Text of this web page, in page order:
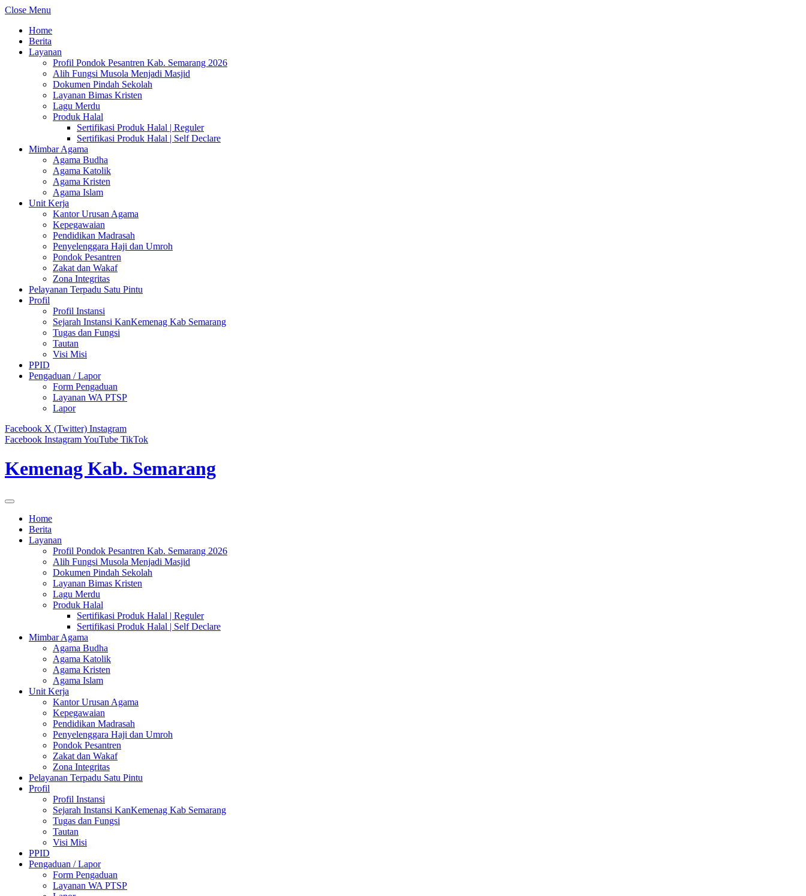
Close Menu
Home
Berita
Layanan
Profil Pondok Pesantren Kab. Semarang 2026
Alih Fungsi Musola Menjadi Masjid
Dokumen Pindah Sekolah
Layanan Bimas Kristen
Lagu Merdu
Produk Halal
Sertifikasi Produk Halal | Reguler
Sertifikasi Produk Halal | Self Declare
Mimbar Agama
Agama Budha
Agama Katolik
Agama Kristen
Agama Islam
Unit Kerja
Kantor Urusan Agama
Kepegawaian
Pendidikan Madrasah
Penyelenggara Haji dan Umroh
Pondok Pesantren
Zakat dan Wakaf
Zona Integritas
Pelayanan Terpadu Satu Pintu
Profil
Profil Instansi
Sejarah Instansi KanKemenag Kab Semarang
Tugas dan Fungsi
Tautan
Visi Misi
PPID
Pengaduan / Lapor
Form Pengaduan
Layanan WA PTSP
Lapor
Facebook X (Twitter) Instagram
Facebook InstagramYouTube TikTok
Kemenag Kab. Semarang
Home
Berita
Layanan
Profil Pondok Pesantren Kab. Semarang 2026
Alih Fungsi Musola Menjadi Masjid
Dokumen Pindah Sekolah
Layanan Bimas Kristen
Lagu Merdu
Produk Halal
Sertifikasi Produk Halal | Reguler
Sertifikasi Produk Halal | Self Declare
Mimbar Agama
Agama Budha
Agama Katolik
Agama Kristen
Agama Islam
Unit Kerja
Kantor Urusan Agama
Kepegawaian
Pendidikan Madrasah
Penyelenggara Haji dan Umroh
Pondok Pesantren
Zakat dan Wakaf
Zona Integritas
Pelayanan Terpadu Satu Pintu
Profil
Profil Instansi
Sejarah Instansi KanKemenag Kab Semarang
Tugas dan Fungsi
Tautan
Visi Misi
PPID
Pengaduan / Lapor
Form Pengaduan
Layanan WA PTSP